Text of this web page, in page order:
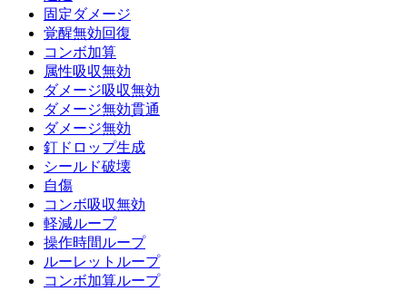
固定ダメージ
覚醒無効回復
コンボ加算
属性吸収無効
ダメージ吸収無効
ダメージ無効貫通
ダメージ無効
釘ドロップ生成
シールド破壊
自傷
コンボ吸収無効
軽減ループ
操作時間ループ
ルーレットループ
コンボ加算ループ